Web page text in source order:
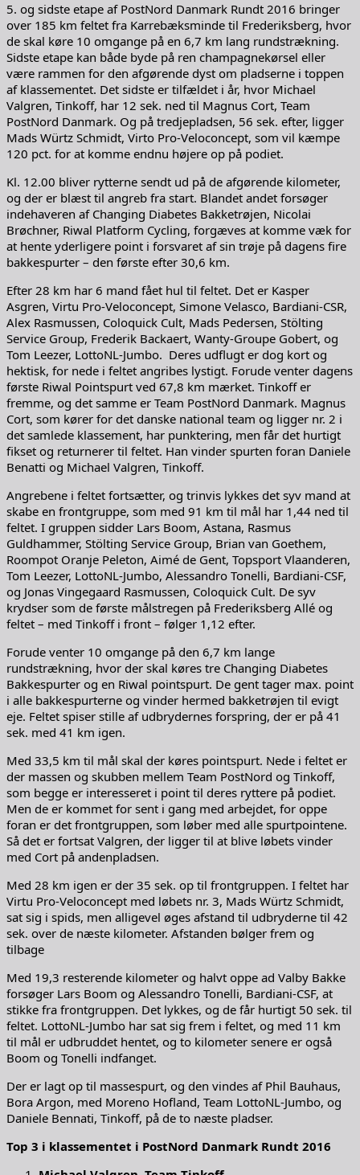
5. og sidste etape af PostNord Danmark Rundt 2016 bringer
over 185 km feltet fra Karrebæksminde til Frederiksberg, hvor
de skal køre 10 omgange på en 6,7 km lang rundstrækning.
Sidste etape kan både byde på ren champagnekørsel eller
være rammen for den afgørende dyst om pladserne i toppen
af klassementet. Det sidste er tilfældet i år, hvor Michael
Valgren, Tinkoff, har 12 sek. ned til Magnus Cort, Team
PostNord Danmark. Og på tredjepladsen, 56 sek. efter, ligger
Mads Würtz Schmidt, Virto Pro-Veloconcept, som vil kæmpe
120 pct. for at komme endnu højere op på podiet.
Kl. 12.00 bliver rytterne sendt ud på de afgørende kilometer,
og der er blæst til angreb fra start. Blandet andet forsøger
indehaveren af Changing Diabetes Bakketrøjen, Nicolai
Brøchner, Riwal Platform Cycling, forgæves at komme væk for
at hente yderligere point i forsvaret af sin trøje på dagens fire
bakkespurter – den første efter 30,6 km.
Efter 28 km har 6 mand fået hul til feltet. Det er Kasper
Asgren, Virtu Pro-Veloconcept, Simone Velasco, Bardiani-CSR,
Alex Rasmussen, Coloquick Cult, Mads Pedersen, Stölting
Service Group, Frederik Backaert, Wanty-Groupe Gobert, og
Tom Leezer, LottoNL-Jumbo. Deres udflugt er dog kort og
hektisk, for nede i feltet angribes lystigt. Forude venter dagens
første Riwal Pointspurt ved 67,8 km mærket. Tinkoff er
fremme, og det samme er Team PostNord Danmark. Magnus
Cort, som kører for det danske national team og ligger nr. 2 i
det samlede klassement, har punktering, men får det hurtigt
fikset og returnerer til feltet. Han vinder spurten foran Daniele
Benatti og Michael Valgren, Tinkoff.
Angrebene i feltet fortsætter, og trinvis lykkes det syv mand at
skabe en frontgruppe, som med 91 km til mål har 1,44 ned til
feltet. I gruppen sidder Lars Boom, Astana, Rasmus
Guldhammer, Stölting Service Group, Brian van Goethem,
Roompot Oranje Peleton, Aimé de Gent, Topsport Vlaanderen,
Tom Leezer, LottoNL-Jumbo, Alessandro Tonelli, Bardiani-CSF,
og Jonas Vingegaard Rasmussen, Coloquick Cult. De syv
krydser som de første målstregen på Frederiksberg Allé og
feltet – med Tinkoff i front – følger 1,12 efter.
Forude venter 10 omgange på den 6,7 km lange
rundstrækning, hvor der skal køres tre Changing Diabetes
Bakkespurter og en Riwal pointspurt. De gent tager max. point
i alle bakkespurterne og vinder hermed bakketrøjen til evigt
eje. Feltet spiser stille af udbrydernes forspring, der er på 41
sek. med 41 km igen.
Med 33,5 km til mål skal der køres pointspurt. Nede i feltet er
der massen og skubben mellem Team PostNord og Tinkoff,
som begge er interesseret i point til deres ryttere på podiet.
Men de er kommet for sent i gang med arbejdet, for oppe
foran er det frontgruppen, som løber med alle spurtpointene.
Så det er fortsat Valgren, der ligger til at blive løbets vinder
med Cort på andenpladsen.
Med 28 km igen er der 35 sek. op til frontgruppen. I feltet har
Virtu Pro-Veloconcept med løbets nr. 3, Mads Würtz Schmidt,
sat sig i spids, men alligevel øges afstand til udbryderne til 42
sek. over de næste kilometer. Afstanden bølger frem og
tilbage
Med 19,3 resterende kilometer og halvt oppe ad Valby Bakke
forsøger Lars Boom og Alessandro Tonelli, Bardiani-CSF, at
stikke fra frontgruppen. Det lykkes, og de får hurtigt 50 sek. til
feltet. LottoNL-Jumbo har sat sig frem i feltet, og med 11 km
til mål er udbruddet hentet, og to kilometer senere er også
Boom og Tonelli indfanget.
Der er lagt op til massespurt, og den vindes af Phil Bauhaus,
Bora Argon, med Moreno Hofland, Team LottoNL-Jumbo, og
Daniele Bennati, Tinkoff, på de to næste pladser.
Top 3 i klassementet i PostNord Danmark Rundt 2016